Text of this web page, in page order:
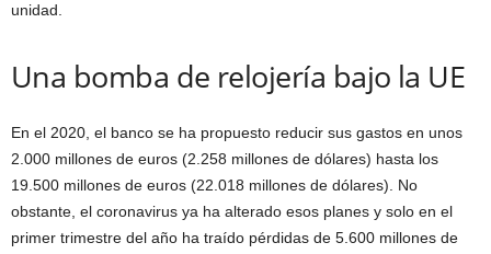
unidad.
Una bomba de relojería bajo la UE
En el 2020, el banco se ha propuesto reducir sus gastos en unos
2.000 millones de euros (2.258 millones de dólares) hasta los
19.500 millones de euros (22.018 millones de dólares). No
obstante, el coronavirus ya ha alterado esos planes y solo en el
primer trimestre del año ha traído pérdidas de 5.600 millones de